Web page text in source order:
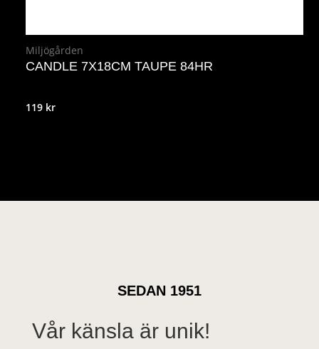
Miljögården
CANDLE 7X18CM TAUPE 84HR
119 kr
SEDAN 1951
Vår känsla är unik!